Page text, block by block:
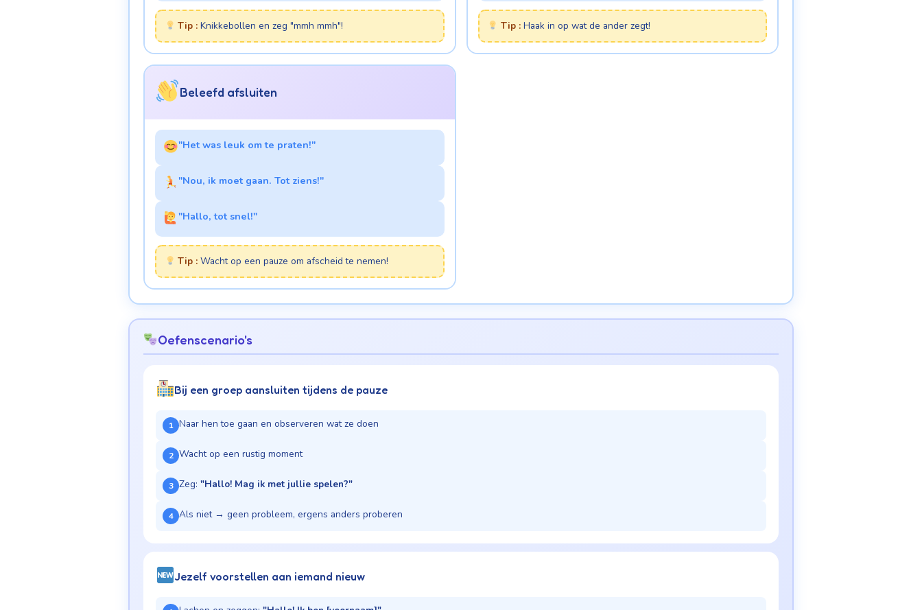
Tip : Knikkebollen en zeg "mmh mmh"! Tip :Haak in op wat de ander zegt!
Beleefd afsluiten
"Het was leuk om te praten!"
"Nou, ik moet gaan. Tot ziens!"
"Hallo, tot snel!"
Tip : Wacht op een pauze om afscheid te nemen!
Oefenscenario's
Bij een groep aansluiten tijdens de pauze
1 Naar hen toe gaan en observeren wat ze doen
2 Wacht op een rustig moment
3 Zeg: "Hallo! Mag ik met jullie spelen?"
4 Als niet → geen probleem, ergens anders proberen
Jezelf voorstellen aan iemand nieuw